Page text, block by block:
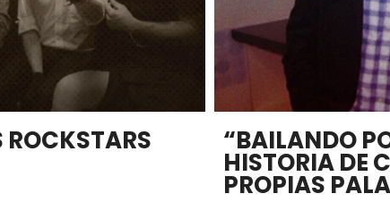
ROCKSTARS “BAILANDO
HISTORIA DE
PROPIAS